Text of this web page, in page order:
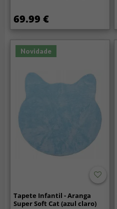
69.99 €
Novidade
Tapete Infantil - Aranga
Super Soft Cat (azul claro)